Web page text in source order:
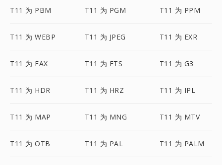
T11 为 PBM T11 为 PGM T11 为 PPM
T11 为 WEBP T11 为 JPEG T11 为 EXR
T11 为 FAX T11 为 FTS T11 为 G3
T11 为 HDR T11 为 HRZ T11 为 IPL
T11 为 MAP T11 为 MNG T11 为 MTV
T11 为 OTB T11 为 PAL T11 为 PALM